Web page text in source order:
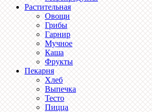
Растительная
Овощи
Грибы
Гарнир
Мучное
Каша
Фрукты
Пекарня
Хлеб
Выпечка
Тесто
Пицца